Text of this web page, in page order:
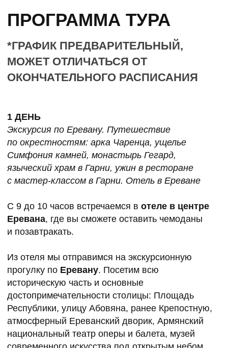
богу солнца Михру. Он построен на территории
Гарнийской крепости в I веке н.э. царем Трдатом
из Древней Греции.
После мы отправимся в рыбный
ресторан
армянского лаваша и насладимся прекрасным
А далее вернемся в отель — отдыхать
и восстанавливать силы. Здесь у вас будет
возможность посетить круглосуточную сауну.
2 ДЕНЬ
Здесь у вас будет время отдохнуть и сделать
мягкую практику для снятия напряжения после
присоединиться к нашим настольным играм.
После мы поедем на
метров, откуда открывается завораживающий
и Дилижанский национальный парк. Иногда
здесь отдыхают облака. В этом особенном
месте мы организуем сладкий пикник. Ужинать
поедем в отель.
В отеле у нас еще останется время на то, чтобы
пообщаться за настольными играми и спокойно
провести вечер перед сном.